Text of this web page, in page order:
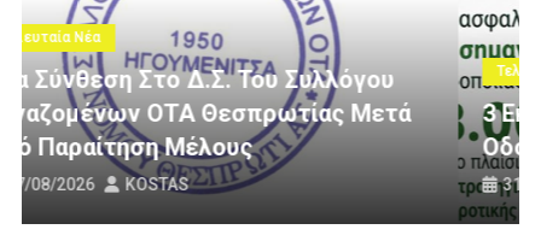
Τελευταία Νέα
3 Εκατομμύρια Ευρώ Για Αγροτική
Οδοποιία Στον Δήμο Ηγουμενίτσας
31/07/2026 KOSTAS